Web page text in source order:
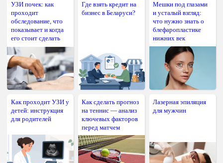
УЗИ почек: как
проходит
обследование, что
показывает и когда
его стоит сделать
Где взять кредит на
бизнес в Беларуси?
Мешки под глазами
и усталый взгляд:
что нужно знать о
блефаропластике
нижних век
Как проходит УЗИ у
детей: инструкция
для родителей
Как сделать прогноз
на теннис — анализ
ключевых факторов
перед матчем
Лазерная эпиляция
для мужчин